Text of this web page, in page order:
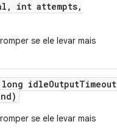
, int attempts,
se ele levar mais
long idleOutputTimeout
se ele levar mais